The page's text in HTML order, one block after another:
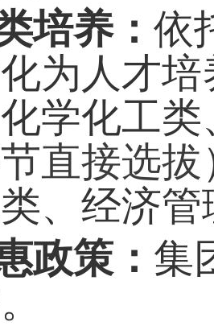
培养： 依
为人才
学化工
直接选拔
、经济
政策： 集